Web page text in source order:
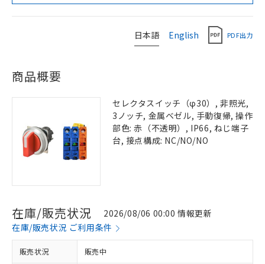
日本語 English PDF出力
商品概要
セレクタスイッチ（φ30）, 非照光,
3ノッチ, 金属ベゼル, 手動復帰, 操作
部色: 赤（不透明）, IP66, ねじ端子
台, 接点構成: NC/NO/NO
在庫/販売状況
2026/08/06 00:00 情報更新
在庫/販売状況 ご利用条件
販売状況 販売中